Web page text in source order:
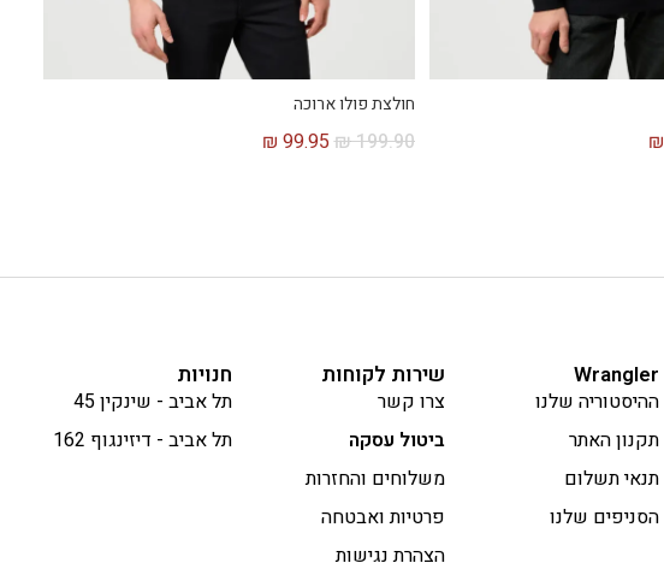
₪
חולצת פולו ארוכה
₪199.90
₪ 99.95
Wrangler
ההיסטוריה שלנו
תקנון האתר
תנאי תשלום
הסניפים שלנו
שירות לקוחות
צרו קשר
ביטול עסקה
משלוחים והחזרות
פרטיות ואבטחה
הצהרת נגישות
חנויות
תל אביב - שינקין 45
תל אביב - דיזינגוף 162